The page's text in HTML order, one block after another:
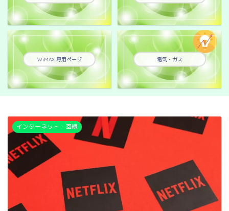
WiMAX 専用ページ 電気・ガス
インターネット・回線